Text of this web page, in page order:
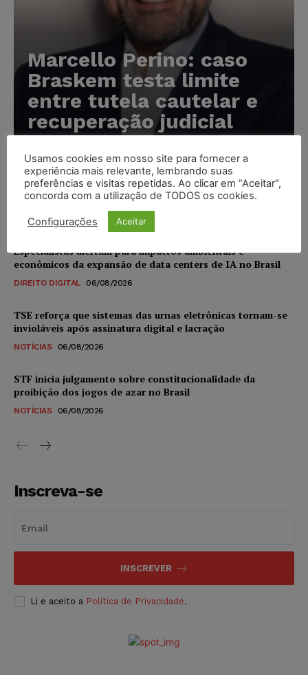
Marcello Perino: caso
Braskem testa limite
entre tutela cautelar e
recuperação judicial
IA da Anthropic cria identidades falsas em teste de
segurança e acende alerta sobre riscos de autonomia
NOTÍCIAS 06/08/2026
Especialistas alertam para impactos ambientais e
econômicos da expansão de data centers de IA no Brasil
DIREITO DIGITAL 06/08/2026
TSE reforça que sistemas das urnas eletrônicas tornam-se
invioláveis após assinatura digital e lacração
NOTÍCIAS 06/08/2026
STF inicia julgamento sobre constitucionalidade da
proibição dos jogos de azar no Brasil
NOTÍCIAS 06/08/2026
Inscreva-se
INSCREVER
Li e aceito a Política de Privacidade.
Usamos cookies em nosso site para fornecer a
experiência mais relevante, lembrando suas
preferências e visitas repetidas. Ao clicar em “Aceitar”,
concorda com a utilização de TODOS os cookies.
Configurações Aceitar